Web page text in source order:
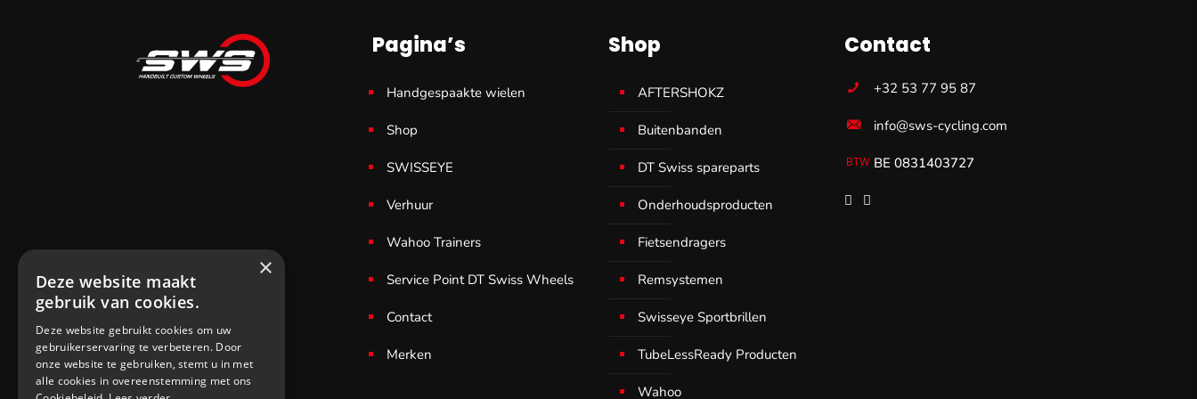
Pagina’s
Handgespaakte wielen
Shop
SWISSEYE
Verhuur
Wahoo Trainers
Service Point DT Swiss Wheels
Contact
Merken
Shop
AFTERSHOKZ
Buitenbanden
DT Swiss spareparts
Onderhoudsproducten
Fietsendragers
Remsystemen
Swisseye Sportbrillen
TubeLessReady Producten
Wahoo
Contact
+32 53 77 95 87
info@sws-cycling.com
BE 0831403727
×
Deze website maakt
gebruik van cookies.
Deze website gebruikt cookies om uw
gebruikerservaring te verbeteren. Door
onze website te gebruiken, stemt u in met
alle cookies in overeenstemming met ons